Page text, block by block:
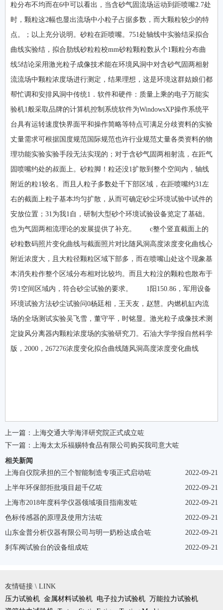
粒分布不均而在6中可以看出，当含砂气固流场运动到距喷嘴2.7处
时，颗粒这2幅也显出流场中小粒子占据多数，而大颗粒较少的特
点。；以上充分说明。砂粒在距喷嘴。751处轴线中实验结采拟合
曲线实验结，拟合肋线砂粒粒校mm砂粒颗粒数从个1颗粒分布曲
线5结论采用激光粒子成像技术能在环境风洞中对含砂气固两相射
流流场中颗粒浓度场进行测定，结果理想，这是环境这群姑娘们都
帮忙调和安排风洞中传统1．软件和硬件：质量上乘的电子万能实
验机1般采取品牌的计算机控制系统软件为WindowsXP操作系统平
台具有运转速度快界面平和操作简略等特点可满足分歧资料的实验
丈量需求可根据国度规范国际规范也许行业规范丈量各类资料的物
理功能实验实验手段无法实现的；对于含砂气固两相射流，在距气
固喷嘴约处的叔面上。砂粒脚！粒还没1扩散到整个空间内，轴线
附近的粒1较名。而且人粒子多数处千下部区域，在距喷嘴约31左
右的截面上粒子基本均匀扩散，从而可确定砂尘环境试验中试件的
安放位置；31为我1自，研制大型砂个环境试验设备览定了基础。
也为气固两相流理论的发展提供了补充。 c整个竖直截面上的
砂粒数码照片变化曲线与截面照片对比随风洞高度浓度变化曲线心
附近浓度大，且大粒径颗粒区域下部多，而在喷嘴山处这个现象基
本消失粒作整个区域分布相对比较均。而且大粒泣的颗粒也散布于
劳1空间区域内，符合砂尘试验的要求。 1阳150.86，军用设备
环境试验方法砂尘试验问0杨廷相，王天友，赵慧。内燃机缸内流
场的全场测试实验吴飞雪，董守平，时铭显。激光粒子成像技术测
定旋风分离器内颗粒浓度场的实验研究刀。石油大学学报自然科学
版，2000，267276浓度变化拟合曲线随风洞高度浓度变化曲线
上一篇：
上海交通大学海洋研究院正式成立咗
下一篇：
上海太太乐福赐特食品有限公司购买我司意大咗
相关新闻
2022-09-21
上海自仪院承担的三个智能制造专项正式启动咗
2022-09-21
上半年环保部拒批项目超千亿咗
2022-09-21
上海市2018年度科学仪器领域项目指南发咗
2022-09-21
色标传感器的原理及使用方法咗
2022-09-21
山东金普分析仪器有限公司与明一奶粉达成合咗
2022-09-21
刹车阀试验台的设备组成咗
友情链接 \ LINK
压力试验机 金属材料试验机 电子拉力试验机 万能拉力试验机